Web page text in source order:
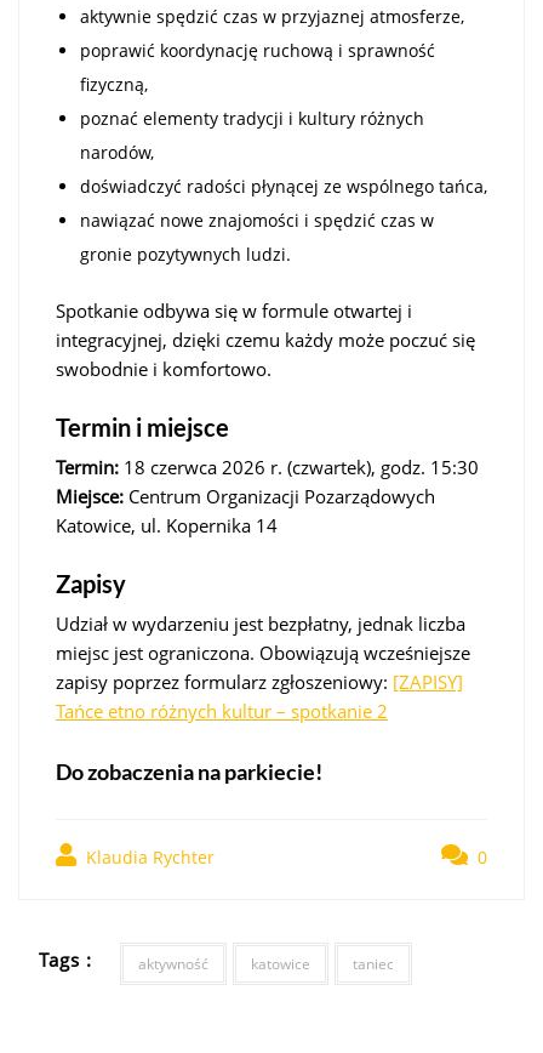
aktywnie spędzić czas w przyjaznej atmosferze,
poprawić koordynację ruchową i sprawność
fizyczną,
poznać elementy tradycji i kultury różnych
narodów,
doświadczyć radości płynącej ze wspólnego tańca,
nawiązać nowe znajomości i spędzić czas w
gronie pozytywnych ludzi.
Spotkanie odbywa się w formule otwartej i
integracyjnej, dzięki czemu każdy może poczuć się
swobodnie i komfortowo.
Termin i miejsce
Termin: 18 czerwca 2026 r. (czwartek), godz. 15:30
Miejsce: Centrum Organizacji Pozarządowych
Katowice, ul. Kopernika 14
Zapisy
Udział w wydarzeniu jest bezpłatny, jednak liczba
miejsc jest ograniczona. Obowiązują wcześniejsze
zapisy poprzez formularz zgłoszeniowy: [ZAPISY]
Tańce etno różnych kultur – spotkanie 2
Do zobaczenia na parkiecie!
Klaudia Rychter 0
Tags : aktywność katowice taniec